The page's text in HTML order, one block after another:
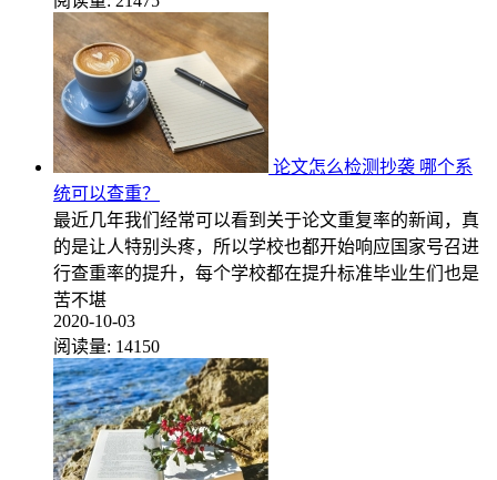
论文怎么检测抄袭 哪个系
统可以查重？
最近几年我们经常可以看到关于论文重复率的新闻，真
的是让人特别头疼，所以学校也都开始响应国家号召进
行查重率的提升，每个学校都在提升标准毕业生们也是
苦不堪
2020-10-03
阅读量: 14150